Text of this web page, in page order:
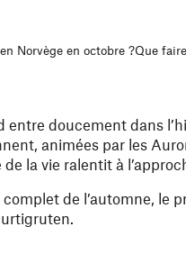
Norvège en octobre ?Que
doucement dans
animées par les
la vie ralentit à
de l’automne, le